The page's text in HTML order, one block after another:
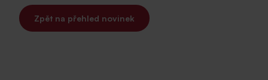
Zpět na přehled novinek